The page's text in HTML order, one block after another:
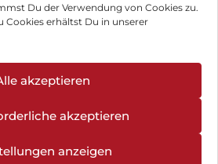
Du der Verwendung von Cookies zu.
Cookies erhältst Du in unserer
akzeptieren
akzeptieren
anzeigen
wir Dir behilflich sein?